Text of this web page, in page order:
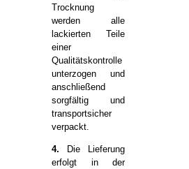
Trocknung
werden alle
lackierten Teile
einer
Qualitätskontrolle
unterzogen und
anschließend
sorgfältig und
transportsicher
verpackt.
4. Die Lieferung
erfolgt in der